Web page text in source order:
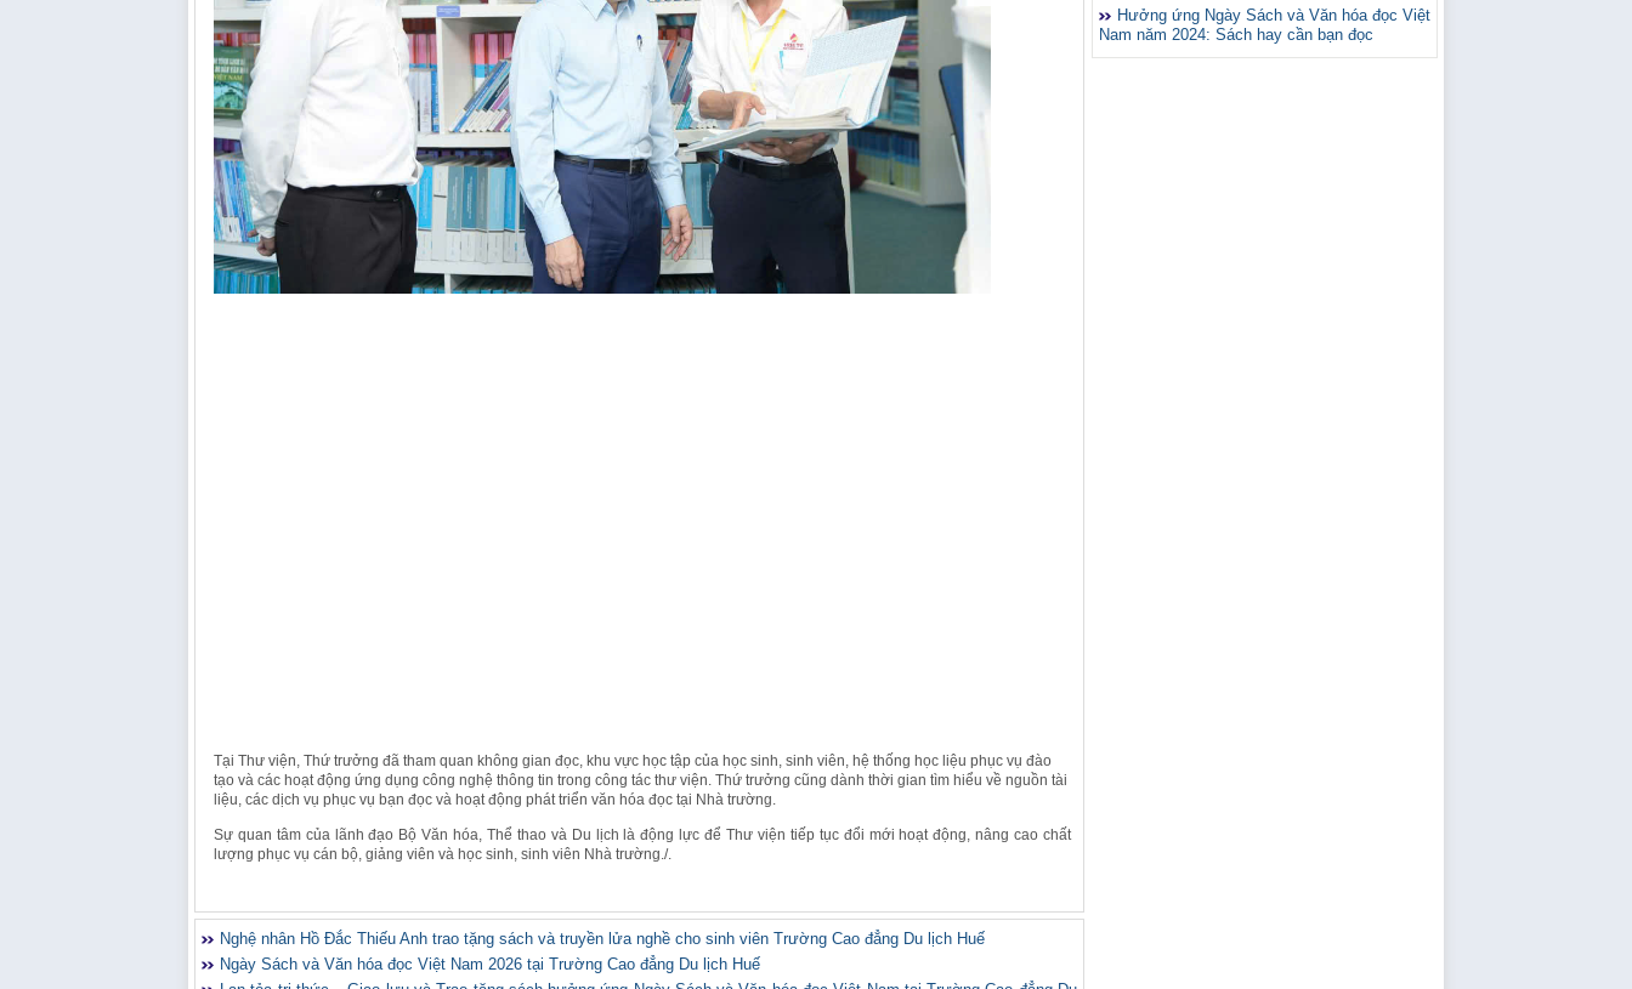
Tại Thư viện, Thứ trưởng đã tham quan không gian đọc, khu vực học tập của học sinh, sinh viên, hệ thống học liệu phục vụ đào
tạo và các hoạt động ứng dụng công nghệ thông tin trong công tác thư viện. Thứ trưởng cũng dành thời gian tìm hiểu về nguồn tài
liệu, các dịch vụ phục vụ bạn đọc và hoạt động phát triển văn hóa đọc tại Nhà trường.
Sự quan tâm của lãnh đạo Bộ Văn hóa, Thể thao và Du lịch là động lực để Thư viện tiếp tục đổi mới hoạt động, nâng cao chất
lượng phục vụ cán bộ, giảng viên và học sinh, sinh viên Nhà trường./.
Nghệ nhân Hồ Đắc Thiếu Anh trao tặng sách và truyền lửa nghề cho sinh viên Trường Cao đẳng Du lịch Huế
Ngày Sách và Văn hóa đọc Việt Nam 2026 tại Trường Cao đẳng Du lịch Huế
Hưởng ứng Ngày Sách và Văn hóa đọc Việt
Nam năm 2024: Sách hay cần bạn đọc